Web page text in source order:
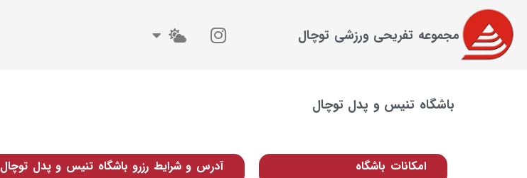
مجموعه تفریحی ورزشی توچال
باشگاه تنیس و پدل توچال
امکانات باشگاه آدرس و شرایط رزرو باشگاه تنیس و پدل توچال